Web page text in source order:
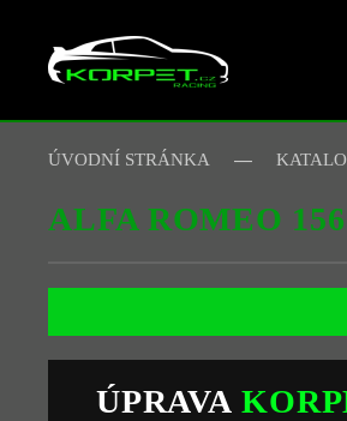
Skip to main content
ÚVODNÍ STRÁNKA
ALFA ROMEO
ÚPRAVA